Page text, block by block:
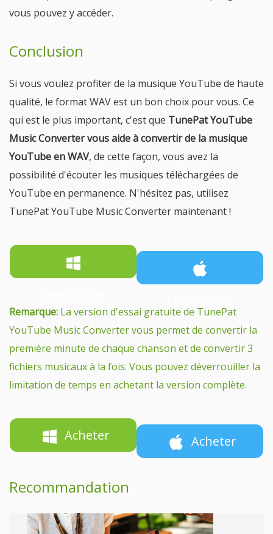
vous pouvez y accéder.
Conclusion
Si vous voulez profiter de la musique YouTube de haute
qualité, le format WAV est un bon choix pour vous. Ce
qui est le plus important, c'est que TunePat YouTube
Music Converter vous aide à convertir de la musique
YouTube en WAV, de cette façon, vous avez la
possibilité d'écouter les musiques téléchargées de
YouTube en permanence. N'hésitez pas, utilisez
TunePat YouTube Music Converter maintenant !
Remarque: La version d'essai gratuite de TunePat
YouTube Music Converter vous permet de convertir la
première minute de chaque chanson et de convertir 3
fichiers musicaux à la fois. Vous pouvez déverrouiller la
limitation de temps en achetant la version complète.
Acheter Acheter
Recommandation